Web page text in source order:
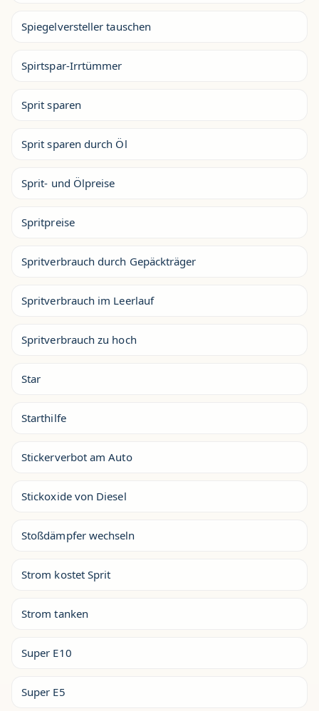
Spiegelversteller tauschen
Spirtspar-Irrtümmer
Sprit sparen
Sprit sparen durch Öl
Sprit- und Ölpreise
Spritpreise
Spritverbrauch durch Gepäckträger
Spritverbrauch im Leerlauf
Spritverbrauch zu hoch
Star
Starthilfe
Stickerverbot am Auto
Stickoxide von Diesel
Stoßdämpfer wechseln
Strom kostet Sprit
Strom tanken
Super E10
Super E5